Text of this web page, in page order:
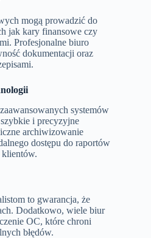
mogą prowadzić do
jak kary finansowe czy
Profesjonalne biuro
dokumentacji oraz
systemów
i precyzyjne
archiwizowanie
dostępu do raportów
klientów.
to gwarancja, że
Dodatkowo, wiele biur
OC, które chroni
błędów.